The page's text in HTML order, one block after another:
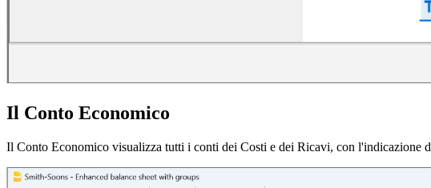
Il Conto Economico
Il Conto Economico visualizza tutti i conti dei Costi e dei Ricavi, con l'indicazione